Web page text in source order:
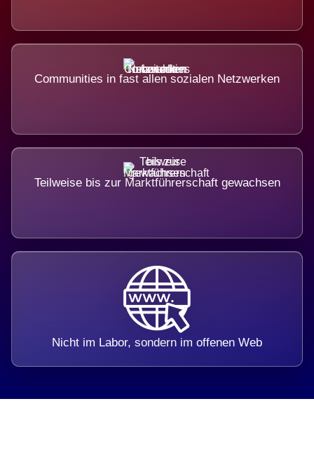
Communities in fast allen sozialen Netzwerken
Teilweise bis zur Marktführerschaft gewachsen
Nicht im Labor, sondern im offenen Web